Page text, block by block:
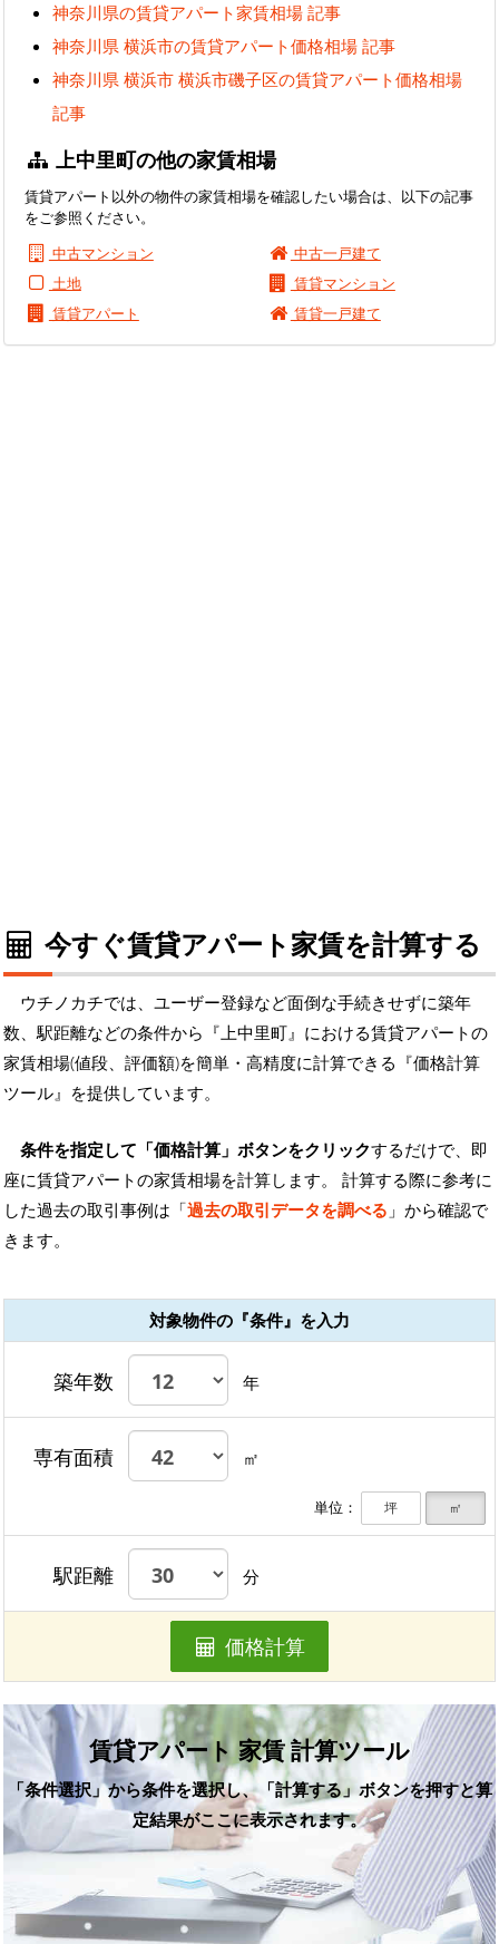
神奈川県の賃貸アパート家賃相場 記事
神奈川県 横浜市の賃貸アパート価格相場 記事
神奈川県 横浜市 横浜市磯子区の賃貸アパート価格相場
記事
上中里町の他の家賃相場
賃貸アパート以外の物件の家賃相場を確認したい場合は、以下の記事
をご参照ください。
中古マンション
中古一戸建て
土地
賃貸マンション
賃貸アパート
賃貸一戸建て
今すぐ賃貸アパート家賃を計算する
ウチノカチでは、ユーザー登録など面倒な手続きせずに築年
数、駅距離などの条件から『上中里町』における賃貸アパートの
家賃相場(値段、評価額)を簡単・高精度に計算できる『価格計算
ツール』を提供しています。
条件を指定して「価格計算」ボタンをクリックするだけで、即
座に賃貸アパートの家賃相場を計算します。 計算する際に参考に
した過去の取引事例は「過去の取引データを調べる 」から確認で
きます。
対象物件の『条件』を入力
築年数 年
専有面積 ㎡
単位： 坪 ㎡
駅距離 分
価格計算
賃貸アパート 家賃 計算ツール
「条件選択」から条件を選択し、「計算する」ボタンを押すと算
定結果がここに表示されます。